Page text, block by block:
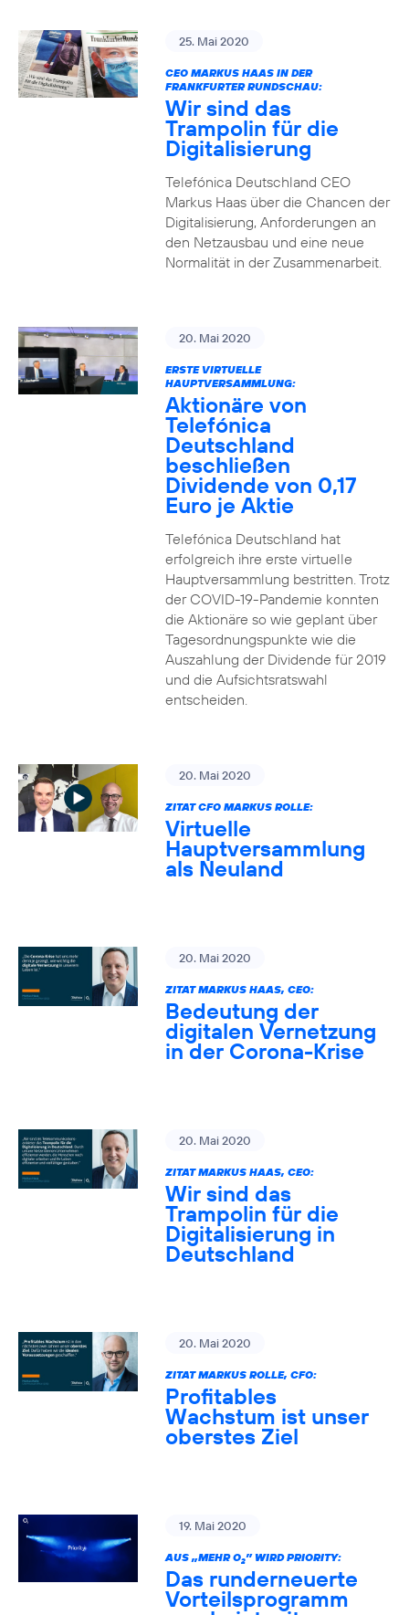
25. Mai 2020
CEO MARKUS HAAS IN DER
FRANKFURTER RUNDSCHAU:
Wir sind das
Trampolin für die
Digitalisierung
Telefónica Deutschland CEO
Markus Haas über die Chancen der
Digitalisierung, Anforderungen an
den Netzausbau und eine neue
Normalität in der Zusammenarbeit.
20. Mai 2020
ERSTE VIRTUELLE
HAUPTVERSAMMLUNG:
Aktionäre von
Telefónica
Deutschland
beschließen
Dividende von 0,17
Euro je Aktie
Telefónica Deutschland hat
erfolgreich ihre erste virtuelle
Hauptversammlung bestritten. Trotz
der COVID-19-Pandemie konnten
die Aktionäre so wie geplant über
Tagesordnungspunkte wie die
Auszahlung der Dividende für 2019
und die Aufsichtsratswahl
entscheiden.
20. Mai 2020
ZITAT CFO MARKUS ROLLE:
Virtuelle
Hauptversammlung
als Neuland
20. Mai 2020
ZITAT MARKUS HAAS, CEO:
Bedeutung der
digitalen Vernetzung
in der Corona-Krise
20. Mai 2020
ZITAT MARKUS HAAS, CEO:
Wir sind das
Trampolin für die
Digitalisierung in
Deutschland
20. Mai 2020
ZITAT MARKUS ROLLE, CFO:
Profitables
Wachstum ist unser
oberstes Ziel
19. Mai 2020
AUS „MEHR O2” WIRD PRIORITY:
Das runderneuerte
Vorteilsprogramm